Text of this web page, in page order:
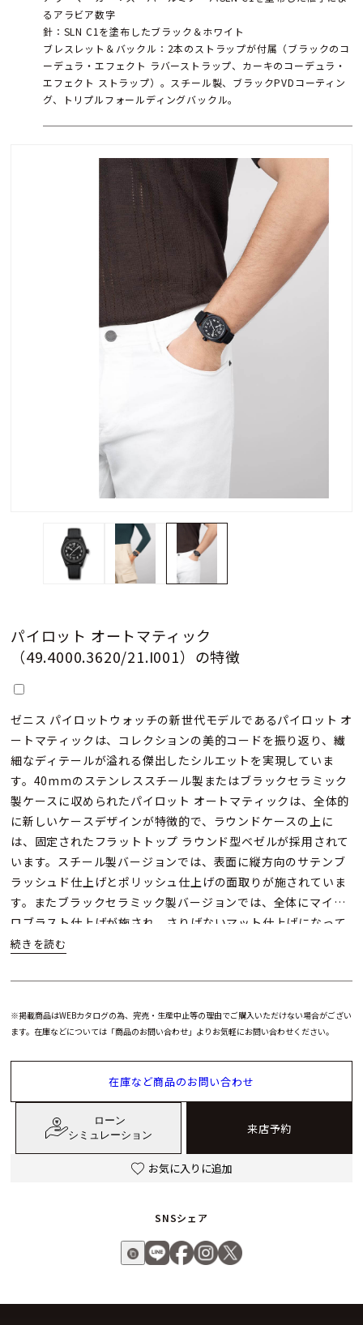
パイロット オートマティック
（49.4000.3620/21.I001）の特徴
ゼニス パイロットウォッチの新世代モデルであるパイロット オ
ートマティックは、コレクションの美的コードを振り返り、繊
細なディテールが溢れる傑出したシルエットを実現していま
す。40mmのステンレススチール製またはブラックセラミック
製ケースに収められたパイロット オートマティックは、全体的
に新しいケースデザインが特徴的で、ラウンドケースの上に
は、固定されたフラットトップ ラウンド型ベゼルが採用されて
います。スチール製バージョンでは、表面に縦方向のサテンブ
ラッシュド仕上げとポリッシュ仕上げの面取りが施されていま
す。またブラックセラミック製バージョンでは、全体にマイク
ロブラスト仕上げが施され、さりげないマット仕上げになって
います。パイロットウォッチの特徴である大型リューズは、よ
までも行いやすい操作性はそのままです。
ブラックグルーヴパターン文字盤には横方向の溝が施され、古
す。1900年代初頭からゼニスのパイロットウォッチやダッシュ
ボード計器の特徴であり続けるオーバーサイズの夜光アラビア
数字が、よりモダンなフォントとなり、ホワイトのスーパール
ミノバが塗布されたメタルマーカーとして施されています。6
としてあしらわれ、飛行機の人工水平器を思い起こせます。こ
インが入っていますが、これはゼニスが、この文字を文字盤に
施す権利を保持する最初で唯一のブランドであるためです。
このパイロット オートマティックには、高振動の自社製エル・
るアラビア数字
針：SLN C1を塗布したブラック＆ホワイト
ブレスレット＆バックル：2本のストラップが付属（ブラックのコ
ーデュラ・エフェクト ラバーストラップ、カーキのコーデュラ・
エフェクト ストラップ）。スチール製、ブラックPVDコーティン
グ、トリプルフォールディングバックル。
※掲載商品はWEBカタログの為、完売・生産中止等の理由でご購入いただけない場合がござい
ます。在庫などについては「商品のお問い合わせ」よりお気軽にお問い合わせください。
在庫など商品のお問い合わせ
ローン
シミュレーション
来店予約
お気に入りに追加
SNSシェア